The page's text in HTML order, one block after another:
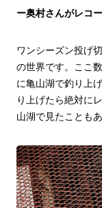
ー奥村さんがレコ
ワンシーズン投げ
の世界です。ここ
に亀山湖で釣り上
り上げたら絶対に
山湖で見たことも